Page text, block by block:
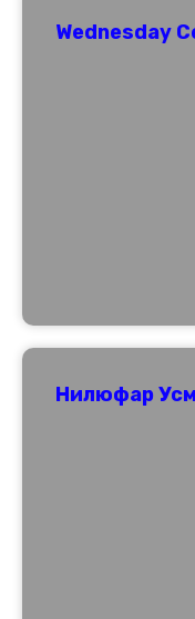
Wednesday
Нилюфар